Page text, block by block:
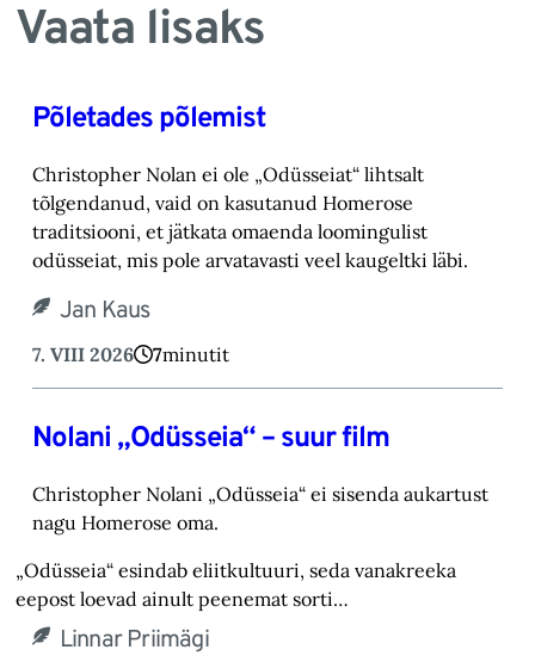
Vaata lisaks
Põletades põlemist
Christopher Nolan ei ole „Odüsseiat“ lihtsalt
tõlgendanud, vaid on kasutanud Homerose
tra‎ditsiooni, et jätkata omaenda loomingulist
odüsseiat, mis pole arvatavasti veel kaugeltki läbi.‎
Jan Kaus
7. VIII 2026 7minutit
Nolani „Odüsseia“ – suur film
Christopher Nolani „Odüsseia“ ei sisenda aukartust
nagu Homerose oma.‎
„Odüsseia“ esindab eliitkultuuri, seda vanakreeka
eepost loevad ainult peenemat sorti…
Linnar Priimägi